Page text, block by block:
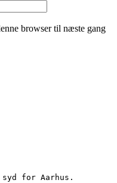
browser til næste gang
for Aarhus.